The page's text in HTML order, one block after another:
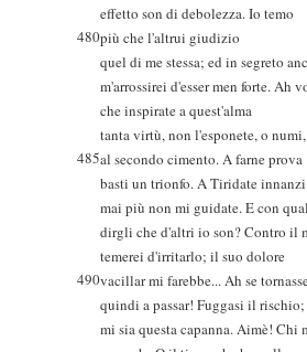
effetto son di debolezza. Io temo
480più che l'altrui giudizio
quel di me stessa; ed in segreto
m'arrossirei d'esser men forte. Ah
che inspirate a quest'alma
tanta virtù, non l'esponete, o numi,
485al secondo cimento. A farne prova
basti un trionfo. A Tiridate innanzi
mai più non mi guidate. E con
dirgli che d'altri io son? Contro il
temerei d'irritarlo; il suo dolore
490vacillar mi farebbe... Ah se
quindi a passar! Fuggasi il
mi sia questa capanna. Aimè! Chi